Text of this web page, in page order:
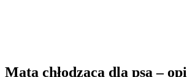
Mata chłodząca dla psa –